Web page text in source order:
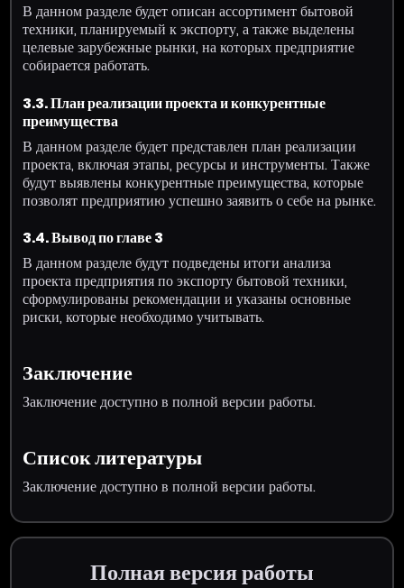
В данном разделе будет описан ассортимент бытовой
техники, планируемый к экспорту, а также выделены
целевые зарубежные рынки, на которых предприятие
собирается работать.
3.3. План реализации проекта и конкурентные
преимущества
В данном разделе будет представлен план реализации
проекта, включая этапы, ресурсы и инструменты. Также
будут выявлены конкурентные преимущества, которые
позволят предприятию успешно заявить о себе на рынке.
3.4. Вывод по главе 3
В данном разделе будут подведены итоги анализа
проекта предприятия по экспорту бытовой техники,
сформулированы рекомендации и указаны основные
риски, которые необходимо учитывать.
Заключение
Заключение доступно в полной версии работы.
Список литературы
Заключение доступно в полной версии работы.
Полная версия работы